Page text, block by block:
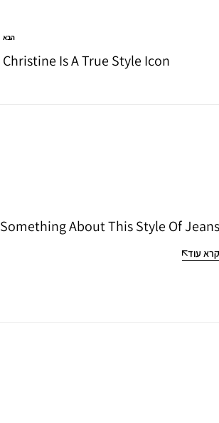
הבא
Christine Is A True Style Icon
Something About This Style Of Jeans
קרא עוד